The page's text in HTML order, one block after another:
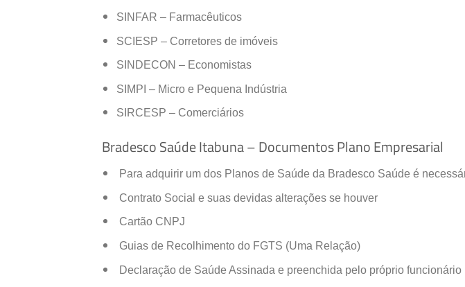
SINFAR – Farmacêuticos
SCIESP – Corretores de imóveis
SINDECON – Economistas
SIMPI – Micro e Pequena Indústria
SIRCESP – Comerciários
Bradesco Saúde Itabuna – Documentos Plano Empresarial
Para adquirir um dos Planos de Saúde da Bradesco Saúde é
Contrato Social e suas devidas alterações se houver
Cartão CNPJ
Guias de Recolhimento do FGTS (Uma Relação)
Declaração de Saúde Assinada e preenchida pelo próprio funcionário